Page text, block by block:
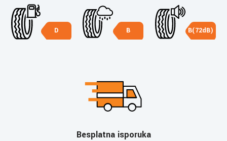
D B B(72dB)
Besplatna isporuka